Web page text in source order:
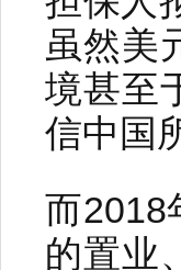
虽然美
境甚至
信中国
而2018
的置业